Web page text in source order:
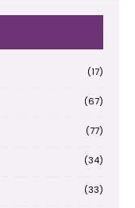
(17)
(67)
(77)
(34)
(33)